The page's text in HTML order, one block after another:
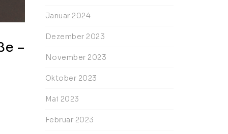
–
Januar 2024
Dezember 2023
November 2023
Oktober 2023
Mai 2023
Februar 2023